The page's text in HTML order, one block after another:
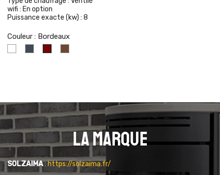
wifi : En option
Puissance exacte (kw) : 8
Couleur : Bordeaux
La marque
SOLZAIMA:https://solzaima.fr/